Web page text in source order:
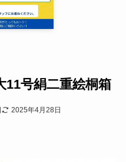
号絹二重絵桐箱
2025年4月28日